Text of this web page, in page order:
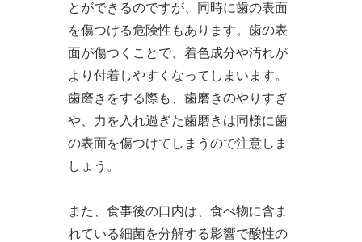
とができるのですが、同時に歯の表面
を傷つける危険性もあります。歯の表
面が傷つくことで、着色成分や汚れが
より付着しやすくなってしまいます。
歯磨きをする際も、歯磨きのやりすぎ
や、力を入れ過ぎた歯磨きは同様に歯
の表面を傷つけてしまうので注意しま
しょう。
また、食事後の口内は、食べ物に含ま
れている細菌を分解する影響で酸性の